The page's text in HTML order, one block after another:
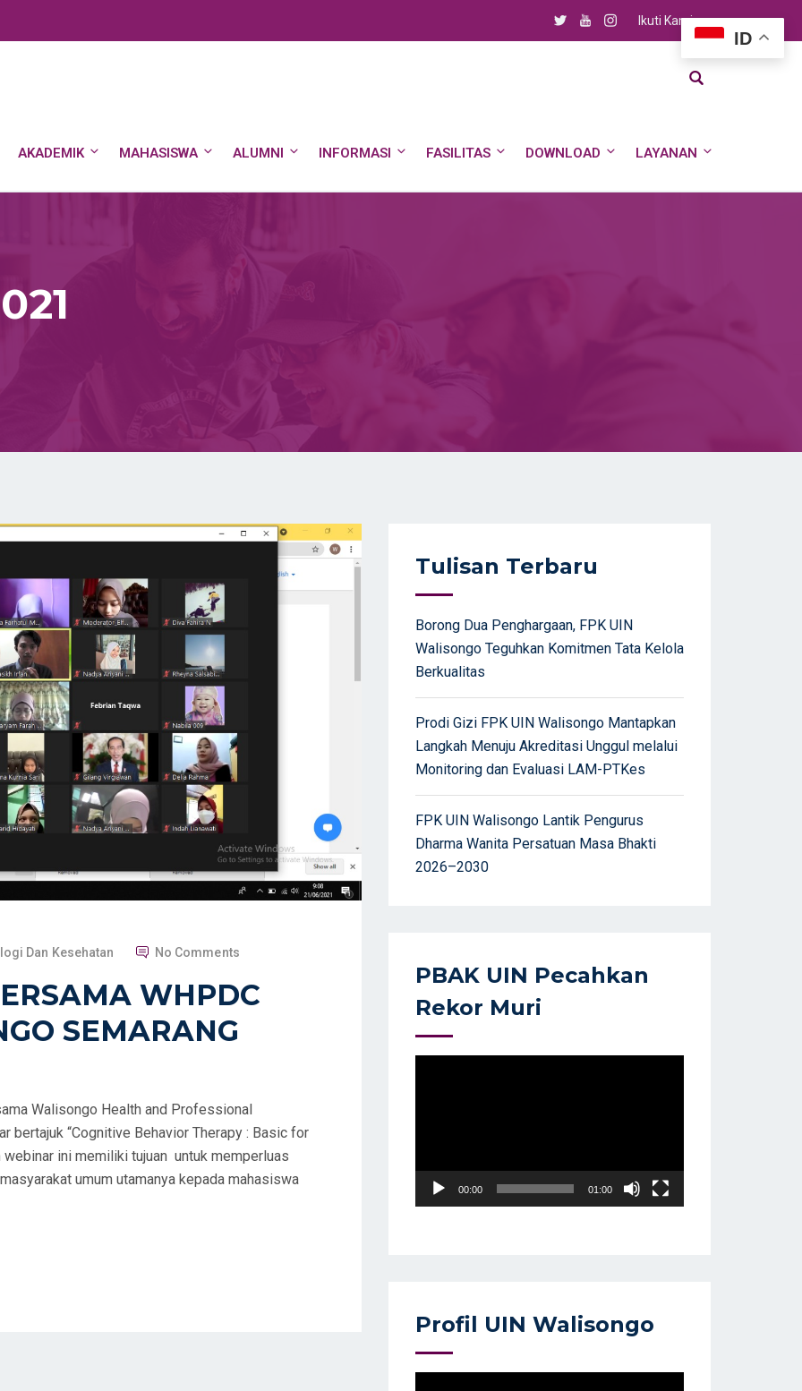
Ikuti Kami
AKADEMIK MAHASISWA ALUMNI INFORMASI FASILITAS DOWNLOAD LAYANAN
Dan Kesehatan No Comments
WHPDC
SEMARANG
Walisongo Health and Professional
bertajuk “Cognitive Behavior Therapy : Basic for
ini memiliki tujuan untuk memperluas
umum utamanya kepada mahasiswa
Tulisan Terbaru
Borong Dua Penghargaan, FPK UIN
Walisongo Teguhkan Komitmen Tata Kelola
Berkualitas
Prodi Gizi FPK UIN Walisongo Mantapkan
Langkah Menuju Akreditasi Unggul melalui
Monitoring dan Evaluasi LAM-PTKes
FPK UIN Walisongo Lantik Pengurus
Dharma Wanita Persatuan Masa Bhakti
2026–2030
PBAK UIN Pecahkan
Rekor Muri
00:00 01:00
Profil UIN Walisongo
ID